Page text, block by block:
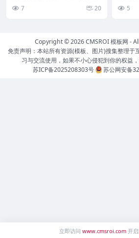
栏清晰展示公司简介、...
7 20
SS结构
5
Copyright © 2026CMSROI 模板网 -
免责声明：本站所有资源(模板、图片)搜集整理于
习与交流使用，如果不小心侵犯到你的权益
苏ICP备2025208303号
苏公网安备
立即访问 www.cmsroi.com 开